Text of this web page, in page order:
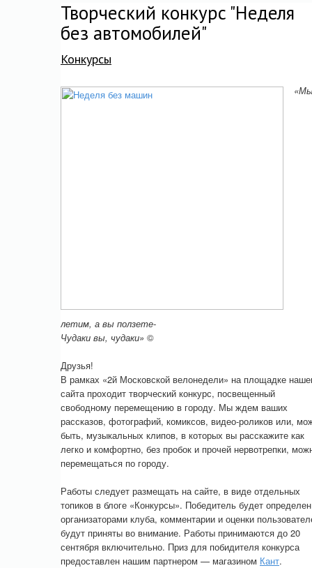
Творческий конкурс "Неделя
без автомобилей"
Конкурсы
летим, а вы ползете-
Чудаки вы, чудаки» ©
Друзья!
В рамках «2й Московской велонедели» на площадке
сайта проходит творческий конкурс, посвещенный
свободному перемещению в городу. Мы ждем ваших
рассказов, фотографий, комиксов, видео-роликов или,
быть, музыкальных клипов, в которых вы расскажите как
легко и комфортно, без пробок и прочей нервотрепки,
перемещаться по городу.
Работы следует размещать на сайте, в виде отдельных
топиков в блоге «Конкурсы». Победитель будет определен
организаторами клуба, комментарии и оценки
будут приняты во внимание. Работы принимаются до 20
сентября включительно. Приз для побидителя конкурса
предоставлен нашим партнером — магазином Кант.